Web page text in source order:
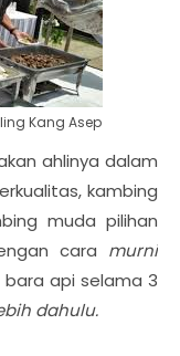
Kang Asep
ahlinya dalam
kambing
muda pilihan
cara murni
api selama 3
dahulu.